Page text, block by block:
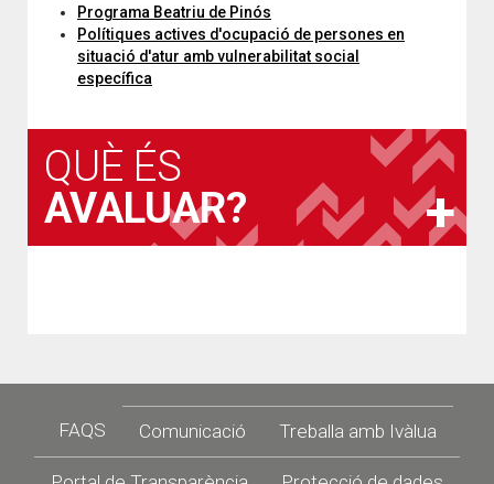
Programa Beatriu de Pinós
Polítiques actives d'ocupació de persones en
situació d'atur amb vulnerabilitat social
específica
QUÈ ÉS
AVALUAR?
Footer
FAQS Comunicació Treballa amb Ivàlua